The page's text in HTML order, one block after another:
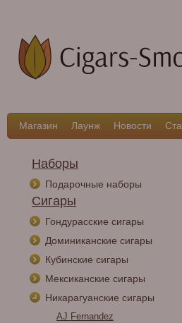
Магазин Лаунж Новости
Наборы
Подарочные наборы
Сигары
Гондурасские сигары
Доминиканские сигары
Кубинские сигары
Мексиканские сигары
Никарагуанские сигары
AJ Fernandez